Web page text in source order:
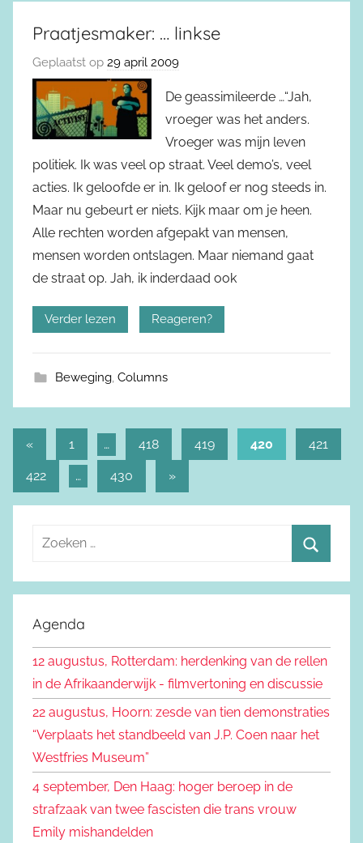
Praatjesmaker: … linkse
Geplaatst op 29 april 2009
De geassimileerde …“Jah,
vroeger was het anders.
Vroeger was mijn leven
politiek. Ik was veel op straat. Veel demo’s, veel
acties. Ik geloofde er in. Ik geloof er nog steeds in.
Maar nu gebeurt er niets. Kijk maar om je heen.
Alle rechten worden afgepakt van mensen,
mensen worden ontslagen. Maar niemand gaat
de straat op. Jah, ik inderdaad ook
Verder lezen Reageren?
Beweging, Columns
Berichtnavigatie
« Vorige
berichten
1 … 418 419 420 421
422 … 430
Volgende
»
e
e
n
a
:
o
e
n
Agenda
12 augustus, Rotterdam: herdenking van de rellen
in de Afrikaanderwijk - filmvertoning en discussie
22 augustus, Hoorn: zesde van tien demonstraties
“Verplaats het standbeeld van J.P. Coen naar het
Westfries Museum”
4 september, Den Haag: hoger beroep in de
strafzaak van twee fascisten die trans vrouw
Emily mishandelden